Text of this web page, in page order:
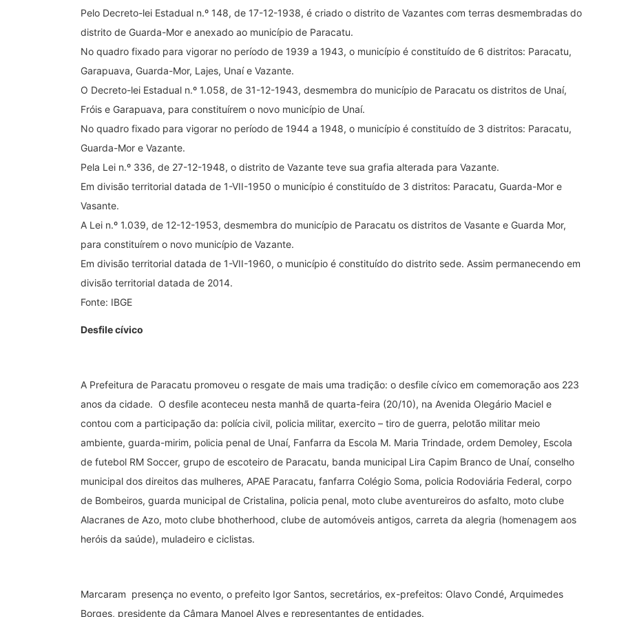
Pelo Decreto-lei Estadual n.º 148, de 17-12-1938, é criado o distrito de Vazantes com terras desmembradas do
distrito de Guarda-Mor e anexado ao município de Paracatu.
No quadro fixado para vigorar no período de 1939 a 1943, o município é constituído de 6 distritos: Paracatu,
Garapuava, Guarda-Mor, Lajes, Unaí e Vazante.
O Decreto-lei Estadual n.º 1.058, de 31-12-1943, desmembra do município de Paracatu os distritos de Unaí,
Fróis e Garapuava, para constituírem o novo município de Unaí.
No quadro fixado para vigorar no período de 1944 a 1948, o município é constituído de 3 distritos: Paracatu,
Guarda-Mor e Vazante.
Pela Lei n.º 336, de 27-12-1948, o distrito de Vazante teve sua grafia alterada para Vazante.
Em divisão territorial datada de 1-VII-1950 o município é constituído de 3 distritos: Paracatu, Guarda-Mor e
Vasante.
A Lei n.º 1.039, de 12-12-1953, desmembra do município de Paracatu os distritos de Vasante e Guarda Mor,
para constituírem o novo município de Vazante.
Em divisão territorial datada de 1-VII-1960, o município é constituído do distrito sede. Assim permanecendo em
divisão territorial datada de 2014.
Fonte: IBGE
Desfile cívico
A Prefeitura de Paracatu promoveu o resgate de mais uma tradição: o desfile cívico em comemoração aos 223
anos da cidade. O desfile aconteceu nesta manhã de quarta-feira (20/10), na Avenida Olegário Maciel e
contou com a participação da: polícia civil, policia militar, exercito – tiro de guerra, pelotão militar meio
ambiente, guarda-mirim, policia penal de Unaí, Fanfarra da Escola M. Maria Trindade, ordem Demoley, Escola
de futebol RM Soccer, grupo de escoteiro de Paracatu, banda municipal Lira Capim Branco de Unaí, conselho
municipal dos direitos das mulheres, APAE Paracatu, fanfarra Colégio Soma, policia Rodoviária Federal, corpo
de Bombeiros, guarda municipal de Cristalina, policia penal, moto clube aventureiros do asfalto, moto clube
Alacranes de Azo, moto clube bhotherhood, clube de automóveis antigos, carreta da alegria (homenagem aos
heróis da saúde), muladeiro e ciclistas.
Marcaram presença no evento, o prefeito Igor Santos, secretários, ex-prefeitos: Olavo Condé, Arquimedes
Borges, presidente da Câmara Manoel Alves e representantes de entidades.